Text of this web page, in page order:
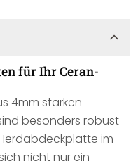
für Ihr Ceran-
4mm starken
besonders robust
im
nicht nur ein